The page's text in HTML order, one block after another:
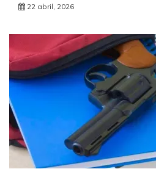
22 abril, 2026